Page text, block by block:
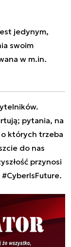
jedynym,
swoim
w m.in.
pytania, na
których trzeba
do nas
przynosi